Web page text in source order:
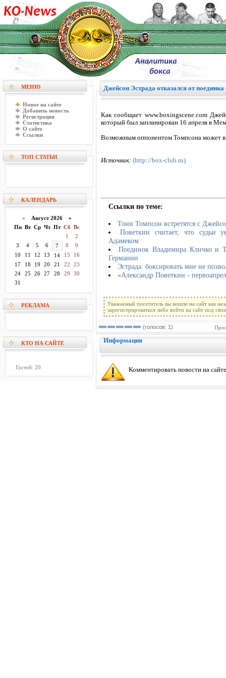
МЕНЮ
Новое на сайте
Добавить новость
Регистрация
Статистика
О сайте
Ссылки
ТОП СТАТЬИ
КАЛЕНДАРЬ
« Август 2026 »
Пн Вт Ср Чт Пт Сб Вс
1
2
3
4 5 6 7 8
9
10
11 12 13 14 15
16
17
18 19 20 21 22
23
24
25 26 27 28 29
30
31
РЕКЛАМА
КТО НА САЙТЕ
Гостей: 20
Джейсон Эстрада отказался от
Как сообщает www.boxingscene.com
который был запланирован 16 апреля в
Возможным оппонентом Томпсона может
Источник: (http://box-club.ru)
Ссылки по теме:
Тони Томпсон встретятся с
Поветкин считает, что
Адамеком
Поединок Владимира Кличко и
Германии
Эстрада: боксировать мне не
«Александр Поветкин -
Уважаемый посетитель вы вошли на сайт как
зарегистрироваться либо войти на сайт под
(голосов: 1)
Информация
Комментировать новости на